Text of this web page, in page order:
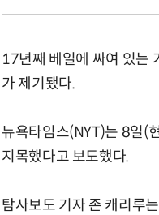
17년째 베일에 싸여 있는
가 제기됐다.
뉴욕타임스(NYT)는 8일(
지목했다고 보도했다.
탐사보도 기자 존 캐리루